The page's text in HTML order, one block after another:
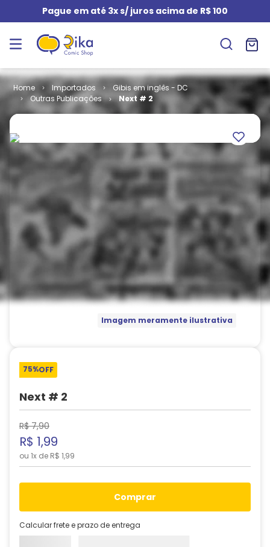
Pague em até 3x s/ juros acima de R$ 100
Importados
Gibis em inglês - DC
Outras Publicações
Next # 2
Imagem meramente ilustrativa
75%OFF
Next # 2
R$ 7,90
R$ 1,99
ou 1x de R$ 1,99
comprar
Calcular frete e prazo de entrega